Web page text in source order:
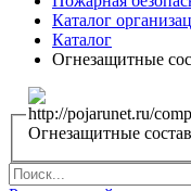
Каталог
Каталог
Огнезащитные
Огнезащитные